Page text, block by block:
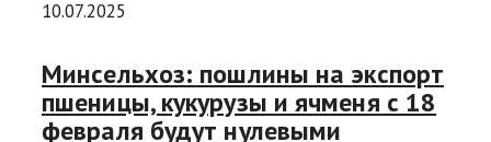
10.07.2025
Минсельхоз: пошлины на экспорт
пшеницы, кукурузы и ячменя с 18
февраля будут нулевыми